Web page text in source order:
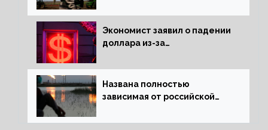
Экономист заявил о падении
доллара из-за
Названа полностью
зависимая от российской